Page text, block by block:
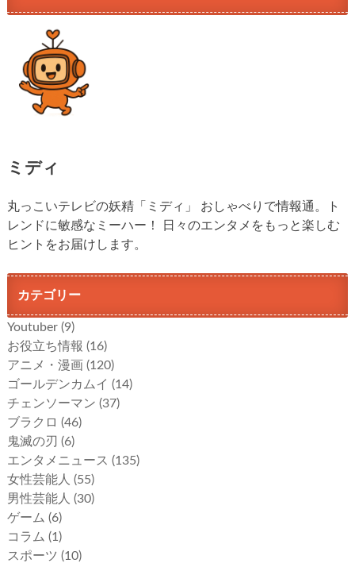
ミディ
丸っこいテレビの妖精「ミディ」 おしゃべりで情報通。ト
レンドに敏感なミーハー！ 日々のエンタメをもっと楽しむ
ヒントをお届けします。
カテゴリー
Youtuber (9)
お役立ち情報 (16)
アニメ・漫画 (120)
ゴールデンカムイ (14)
チェンソーマン (37)
ブラクロ (46)
鬼滅の刃 (6)
エンタメニュース (135)
女性芸能人 (55)
男性芸能人 (30)
ゲーム (6)
コラム (1)
スポーツ (10)